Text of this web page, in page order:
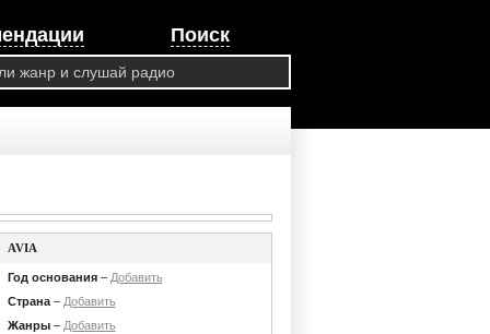
Поиск
AVIA
Год основания– Добавить
Страна– Добавить
Жанры– Добавить